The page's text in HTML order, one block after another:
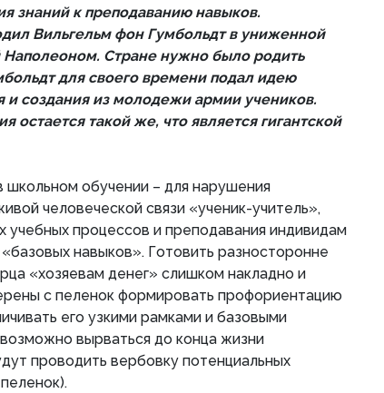
знаний к преподаванию навыков.
Вильгельм фон Гумбольдт в униженной
Наполеоном. Стране нужно было родить
для своего времени подал идею
и создания из молодежи армии учеников.
остается такой же, что является гигантской
обучении – для нарушения
человеческой связи «ученик-учитель»,
учебных процессов и преподавания индивидам
навыков». Готовить разносторонне
«хозяевам денег» слишком накладно и
с пеленок формировать профориентацию
его узкими рамками и базовыми
вырваться до конца жизни
проводить вербовку потенциальных